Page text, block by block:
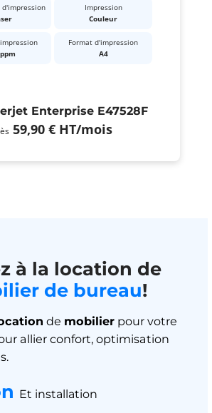
d'impression
Impression
Couleur
Format d'impression
A4
Enterprise E47528F
59,90 € HT/mois
à la location de
de bureau!
de mobilier pour votre
allier confort, optimisation
Et installation